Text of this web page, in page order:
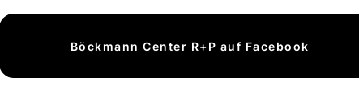
Böckmann Center R+P auf Facebook